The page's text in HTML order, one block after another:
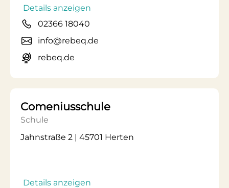
Details anzeigen
02366 18040
info@rebeq.de
rebeq.de
Comeniusschule
Schule
Jahnstraße 2 | 45701 Herten
Details anzeigen